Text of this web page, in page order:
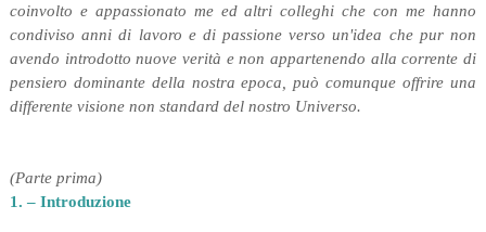
coinvolto e appassionato me ed altri colleghi che con me hanno
condiviso anni di lavoro e di passione verso un'idea che pur non
avendo introdotto nuove verità e non appartenendo alla corrente di
pensiero dominante della nostra epoca, può comunque offrire una
differente visione non standard del nostro Universo.
(Parte prima)
1. – Introduzione